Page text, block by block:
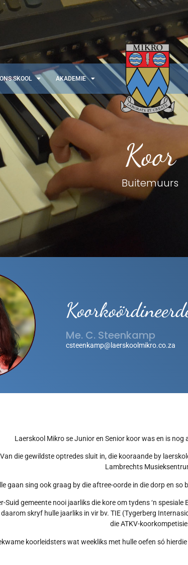
ONS SKOOL AKADEMIE
Koor
Buitemuurs
Me. C. Steenkamp
csteenkamp@laerskoolmikro.co.za
Laerskool Mikro se Junior en Senior koor was en is nog
die gewildste optredes sluit in, die kooraande by
Lambrechts
gaan sing ook graag by die aftree-oorde in die dorp en so
Suid gemeente nooi jaarliks die kore om tydens ‘n
skryf hulle jaarliks in vir bv. TIE (Tygerberg
die ATKV-
koorleidsters wat weekliks met hulle oefen só